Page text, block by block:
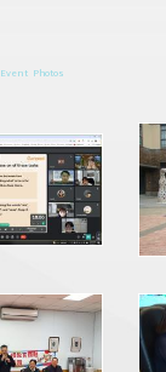
Event Photos